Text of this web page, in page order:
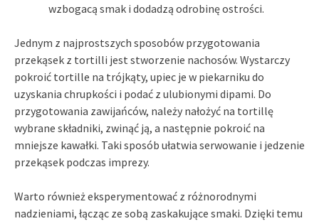
wzbogacą smak i dodadzą odrobinę ostrości.
Jednym z najprostszych sposobów przygotowania
przekąsek z tortilli jest stworzenie nachosów. Wystarczy
pokroić tortille na trójkąty, upiec je w piekarniku do
uzyskania chrupkości i podać z ulubionymi dipami. Do
przygotowania zawijańców, należy nałożyć na tortillę
wybrane składniki, zwinąć ją, a następnie pokroić na
mniejsze kawałki. Taki sposób ułatwia serwowanie i jedzenie
przekąsek podczas imprezy.
Warto również eksperymentować z różnorodnymi
nadzieniami, łącząc ze sobą zaskakujące smaki. Dzięki temu